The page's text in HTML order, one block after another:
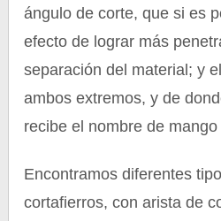
ángulo de corte, que si es
efecto de lograr más
separación del material; y
ambos extremos, y de
recibe el nombre de
Encontramos diferentes
cortafierros, con arista de